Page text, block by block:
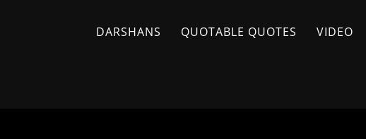
DARSHANS QUOTABLE QUOTES VIDEO